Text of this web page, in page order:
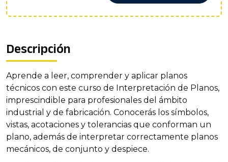
Descripción
Aprende a leer, comprender y aplicar planos
técnicos con este curso de Interpretación de Planos,
imprescindible para profesionales del ámbito
industrial y de fabricación. Conocerás los símbolos,
vistas, acotaciones y tolerancias que conforman un
plano, además de interpretar correctamente planos
mecánicos, de conjunto y despiece.